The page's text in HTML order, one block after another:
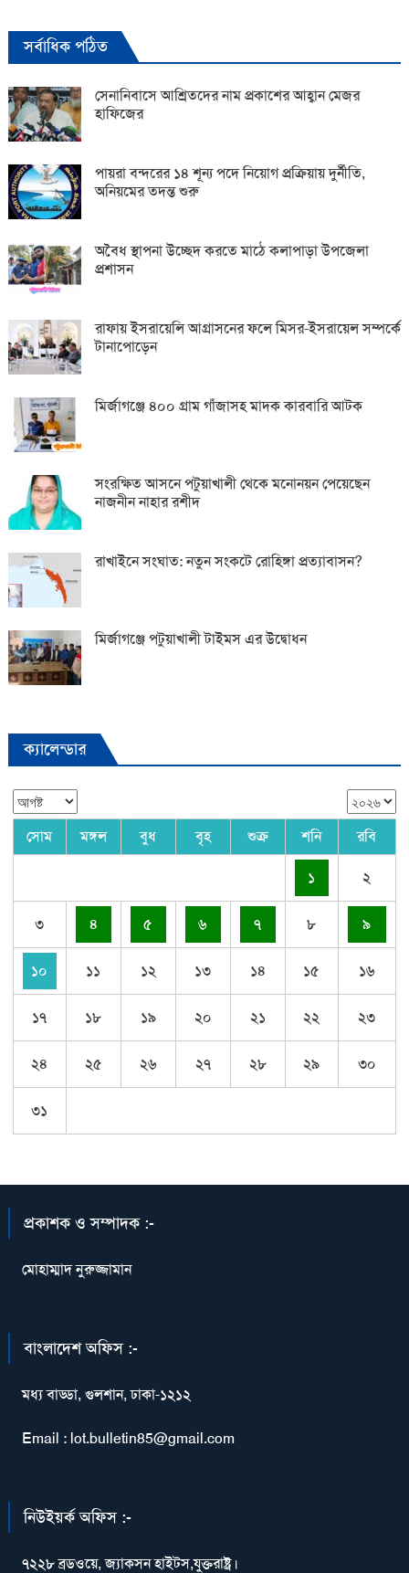
সর্বাধিক পঠিত
সেনানিবাসে আশ্রিতদের নাম প্রকাশের আহ্বান মেজর
হাফিজের
পায়রা বন্দরের ১৪ শূন্য পদে নিয়োগ প্রক্রিয়ায় দুর্নীতি,
অনিয়মের তদন্ত শুরু
অবৈধ স্থাপনা উচ্ছেদ করতে মাঠে কলাপাড়া উপজেলা
প্রশাসন
রাফায় ইসরায়েলি আগ্রাসনের ফলে মিসর-ইসরায়েল সম্পর্কে
টানাপোড়েন
মির্জাগঞ্জে ৪০০ গ্রাম গাঁজাসহ মাদক কারবারি আটক
সংরক্ষিত আসনে পটুয়াখালী থেকে মনোনয়ন পেয়েছেন
নাজনীন নাহার রশীদ
রাখাইনে সংঘাত: নতুন সংকটে রোহিঙ্গা প্রত্যাবাসন?
মির্জাগঞ্জে পটুয়াখালী টাইমস এর উদ্বোধন
ক্যালেন্ডার
সোম মঙ্গল বুধ বৃহ শুক্র শনি রবি
১ ২
৩ ৪ ৫ ৬ ৭ ৮ ৯
১০ ১১ ১২ ১৩ ১৪ ১৫ ১৬
১৭ ১৮ ১৯ ২০ ২১ ২২ ২৩
২৪ ২৫ ২৬ ২৭ ২৮ ২৯ ৩০
৩১
প্রকাশক ও সম্পাদক :-
মোহাম্মাদ নুরুজ্জামান
বাংলাদেশ অফিস :-
মধ্য বাড্ডা, গুলশান, ঢাকা-১২১২
Email : lot.bulletin85@gmail.com
নিউইয়র্ক অফিস :-
৭২২৮ ব্রডওয়ে, জ্যাকসন হাইটস,যুক্তরাষ্ট্র।